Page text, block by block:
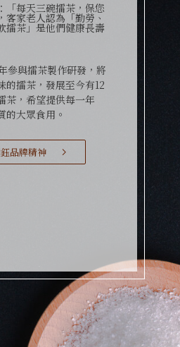
「每天三碗擂茶，保您
客家老人認為「勤勞、
擂茶」是他們健康長壽
參與擂茶製作研發，將
的擂茶，發展至今有12
茶，希望提供每一年
的大眾食用。
品牌精神